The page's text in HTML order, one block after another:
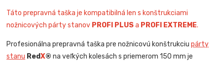
Táto prepravná taška je kompatibilná len s konštrukciami
nožnicových párty stanov PROFI PLUSa PROFI EXTREME.
Profesionálna prepravná taška pre nožnicovú konštrukciupárty
stanu RedX® na veľkých kolesách s priemerom 150 mm je